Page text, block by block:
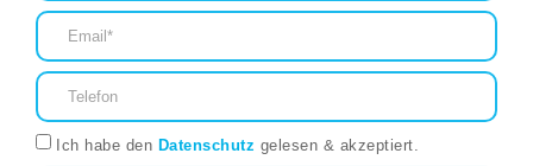
Ich habe den Datenschutz gelesen & akzeptiert.